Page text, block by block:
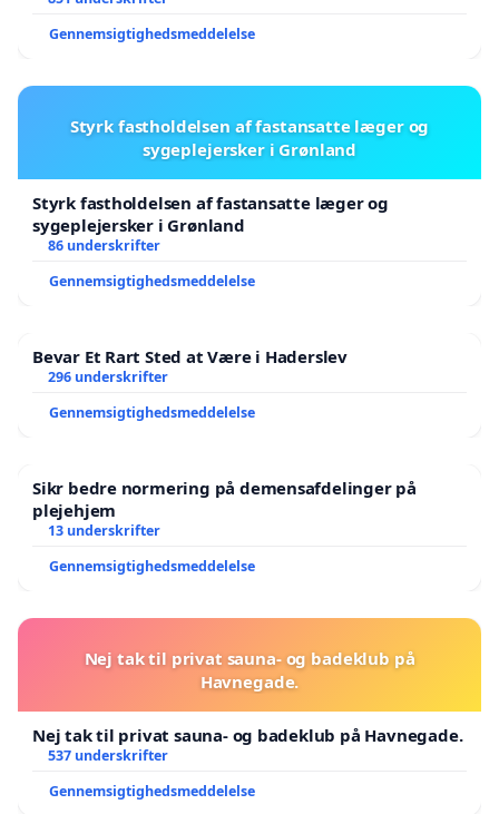
Gennemsigtighedsmeddelelse
Styrk fastholdelsen af fastansatte læger og
sygeplejersker i Grønland
Styrk fastholdelsen af fastansatte læger og
sygeplejersker i Grønland
86 underskrifter
Gennemsigtighedsmeddelelse
Bevar Et Rart Sted at Være i Haderslev
296 underskrifter
Gennemsigtighedsmeddelelse
Sikr bedre normering på demensafdelinger på
plejehjem
13 underskrifter
Gennemsigtighedsmeddelelse
Nej tak til privat sauna- og badeklub på
Havnegade.
Nej tak til privat sauna- og badeklub på Havnegade.
537 underskrifter
Gennemsigtighedsmeddelelse